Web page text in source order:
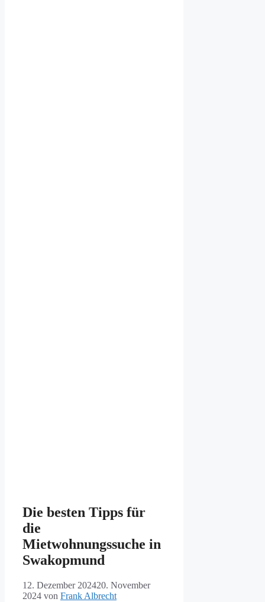
Die besten Tipps für
die
Mietwohnungssuche in
Swakopmund
12. Dezember 202420. November
2024 von Frank Albrecht